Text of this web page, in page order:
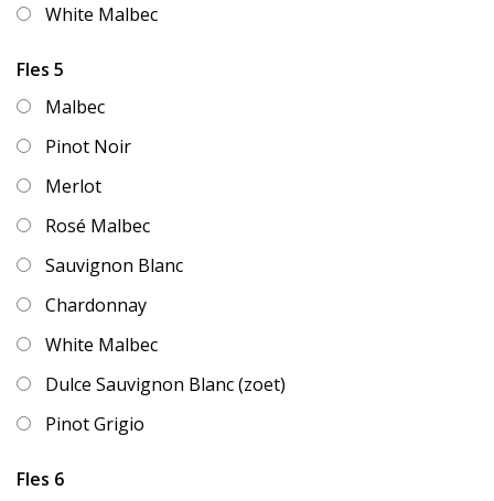
White Malbec
Fles 5
Malbec
Pinot Noir
Merlot
Rosé Malbec
Sauvignon Blanc
Chardonnay
White Malbec
Dulce Sauvignon Blanc (zoet)
Pinot Grigio
Fles 6